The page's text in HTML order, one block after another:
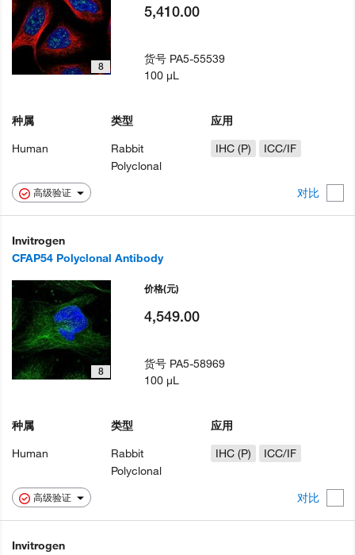
高级验证 对比
8
种属
Human
类型
Rabbit
Polyclonal
应用
IHC (P)
ICC/IF
5,410.00
货号 PA5-55539
100 µL
Invitrogen
CFAP54 Polyclonal Antibody
高级验证 对比
8
种属
Human
类型
Rabbit
Polyclonal
应用
IHC (P)
ICC/IF
价格(元)
4,549.00
货号 PA5-58969
100 µL
Invitrogen